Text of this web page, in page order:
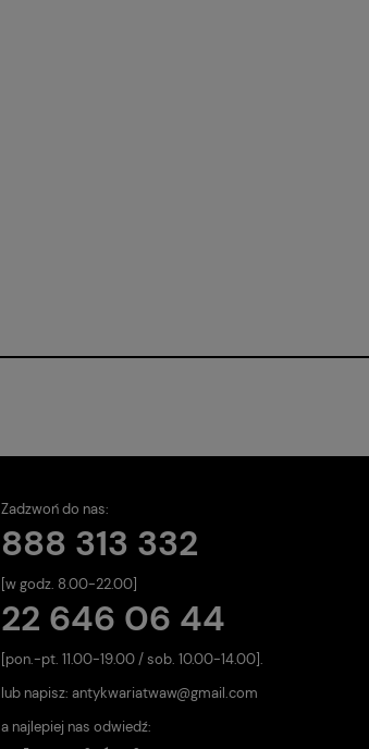
Zadzwoń do nas:
888 313 332
[w godz. 8.00-22.00]
22 646 06 44
[pon.-pt. 11.00-19.00 / sob. 10.00-14.00].
lub napisz: antykwariatwaw@gmail.com
a najlepiej nas odwiedź: